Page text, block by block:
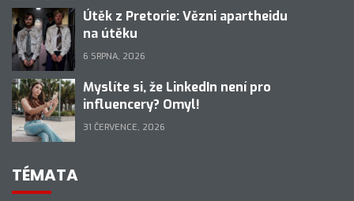
Útěk z Pretorie: Vězni apartheidu
na útěku
6 SRPNA, 2026
Myslíte si, že LinkedIn není pro
influencery? Omyl!
31 ČERVENCE, 2026
TÉMATA